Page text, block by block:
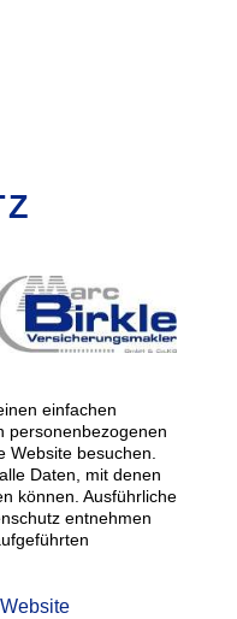
einfachen
personenbezogenen
Website besuchen.
Daten, mit denen
können. Ausführliche
entnehmen